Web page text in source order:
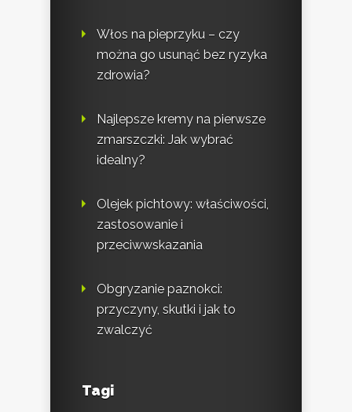
Włos na pieprzyku – czy
można go usunąć bez ryzyka
zdrowia?
Najlepsze kremy na pierwsze
zmarszczki: Jak wybrać
idealny?
Olejek pichtowy: właściwości,
zastosowanie i
przeciwwskazania
Obgryzanie paznokci:
przyczyny, skutki i jak to
zwalczyć
Tagi